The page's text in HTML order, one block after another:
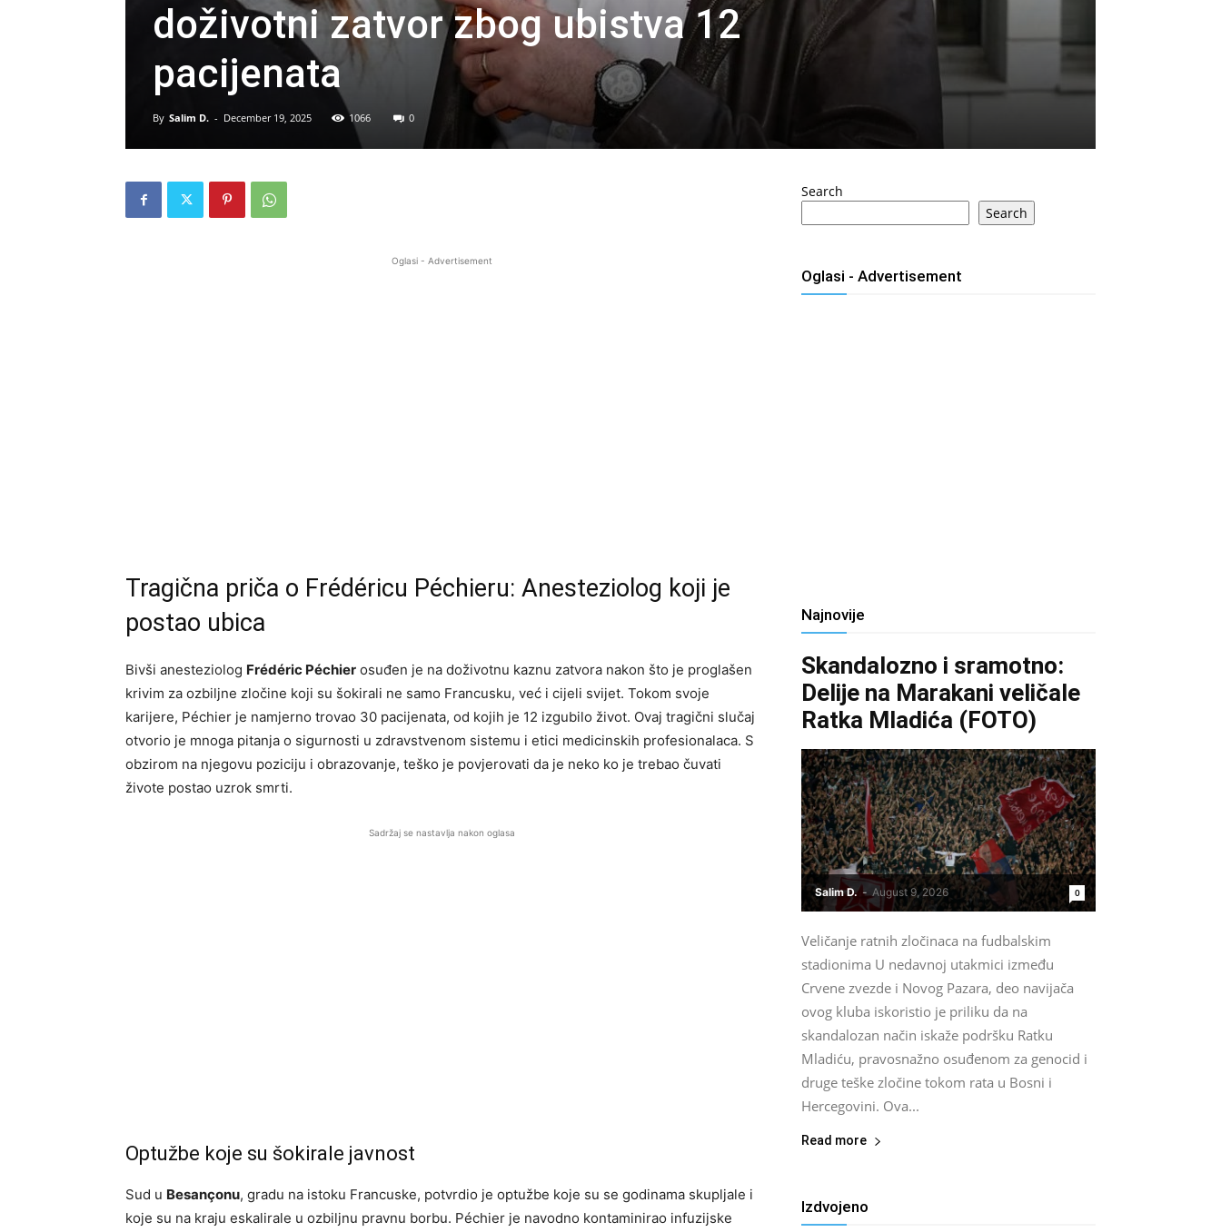
doživotni zatvor zbog ubistva 12
pacijenata
By Salim D. - December 19, 2025 1066 0
Oglasi - Advertisement
Tragična priča o Frédéricu Péchieru: Anesteziolog koji je
postao ubica
Bivši anesteziolog Frédéric Péchier osuđen je na doživotnu kaznu zatvora nakon što je proglašen
krivim za ozbiljne zločine koji su šokirali ne samo Francusku, već i cijeli svijet. Tokom svoje
karijere, Péchier je namjerno trovao 30 pacijenata, od kojih je 12 izgubilo život. Ovaj tragični slučaj
otvorio je mnoga pitanja o sigurnosti u zdravstvenom sistemu i etici medicinskih profesionalaca. S
obzirom na njegovu poziciju i obrazovanje, teško je povjerovati da je neko ko je trebao čuvati
živote postao uzrok smrti.
Sadržaj se nastavlja nakon oglasa
Optužbe koje su šokirale javnost
Sud u Besançonu, gradu na istoku Francuske, potvrdio je optužbe koje su se godinama skupljale i
koje su na kraju eskalirale u ozbiljnu pravnu borbu. Péchier je navodno kontaminirao infuzijske
Search
Search
Oglasi - Advertisement
Najnovije
Skandalozno i sramotno:
Delije na Marakani veličale
Ratka Mladića (FOTO)
Salim D. - August 9, 2026 0
Veličanje ratnih zločinaca na fudbalskim
stadionima U nedavnoj utakmici između
Crvene zvezde i Novog Pazara, deo navijača
ovog kluba iskoristio je priliku da na
skandalozan način iskaže podršku Ratku
Mladiću, pravosnažno osuđenom za genocid i
druge teške zločine tokom rata u Bosni i
Hercegovini. Ova...
Read more
Izdvojeno